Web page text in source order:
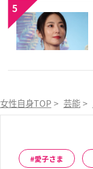
5
女性自身TOP > 芸能 >
愛子さま